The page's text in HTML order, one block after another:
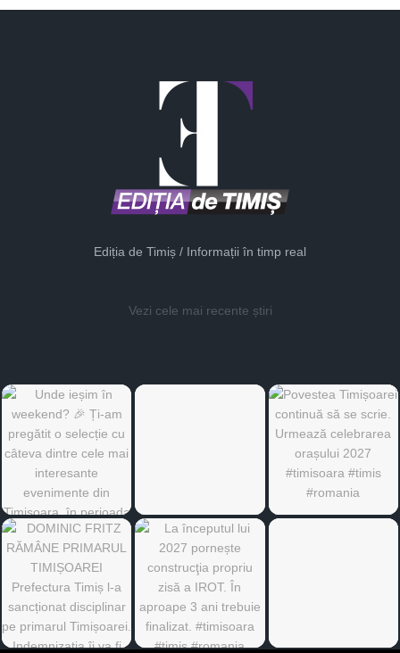
Ediția de Timiș / Informații în timp real
Vezi cele mai recente știri